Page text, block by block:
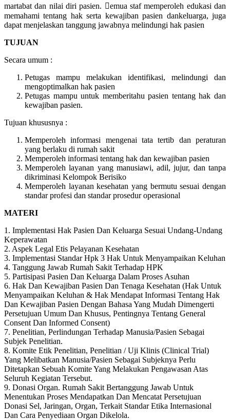
martabat dan nilai diri pasien. emua staf memperoleh edukasi dan
memahami tentang hak serta kewajiban pasien dankeluarga, juga
dapat menjelaskan tanggung jawabnya melindungi hak pasien
TUJUAN
Secara umum :
Petugas mampu melakukan identifikasi, melindungi dan
mengoptimalkan hak pasien
Petugas mampu untuk memberitahu pasien tentang hak dan
kewajiban pasien.
Tujuan khususnya :
Memperoleh informasi mengenai tata tertib dan peraturan
yang berlaku di rumah sakit
Memperoleh informasi tentang hak dan kewajiban pasien
Memperoleh layanan yang manusiawi, adil, jujur, dan tanpa
dikriminasi Kelompok Berisiko
Memperoleh layanan kesehatan yang bermutu sesuai dengan
standar profesi dan standar prosedur operasional
MATERI
1. Implementasi Hak Pasien Dan Keluarga Sesuai Undang-Undang
Keperawatan
2. Aspek Legal Etis Pelayanan Kesehatan
3. Implementasi Standar Hpk 3 Hak Untuk Menyampaikan Keluhan
4. Tanggung Jawab Rumah Sakit Terhadap HPK
5. Partisipasi Pasien Dan Keluarga Dalam Proses Asuhan
6. Hak Dan Kewajiban Pasien Dan Tenaga Kesehatan (Hak Untuk
Menyampaikan Keluhan & Hak Mendapat Informasi Tentang Hak
Dan Kewajiban Pasien Dengan Bahasa Yang Mudah Dimengerti
Persetujuan Umum Dan Khusus, Pentingnya Tentang General
Consent Dan Informed Consent)
7. Penelitian, Perlindungan Terhadap Manusia/Pasien Sebagai
Subjek Penelitian.
8. Komite Etik Penelitian, Penelitian / Uji Klinis (Clinical Trial)
Yang Melibatkan Manusia/Pasien Sebagai Subjeknya Perlu
Ditetapkan Sebuah Komite Yang Melakukan Pengawasan Atas
Seluruh Kegiatan Tersebut.
9. Donasi Organ. Rumah Sakit Bertanggung Jawab Untuk
Menentukan Proses Mendapatkan Dan Mencatat Persetujuan
Donasi Sel, Jaringan, Organ, Terkait Standar Etika Internasional
Dan Cara Penyediaan Organ Dikelola.